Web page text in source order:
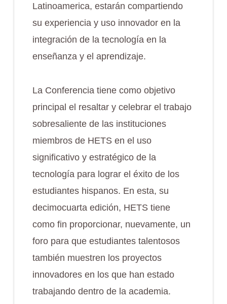
Latinoamerica, estarán compartiendo
su experiencia y uso innovador en la
integración de la tecnología en la
enseñanza y el aprendizaje.
La Conferencia tiene como objetivo
principal el resaltar y celebrar el trabajo
sobresaliente de las instituciones
miembros de HETS en el uso
significativo y estratégico de la
tecnología para lograr el éxito de los
estudiantes hispanos. En esta, su
decimocuarta edición, HETS tiene
como fin proporcionar, nuevamente, un
foro para que estudiantes talentosos
también muestren los proyectos
innovadores en los que han estado
trabajando dentro de la academia.